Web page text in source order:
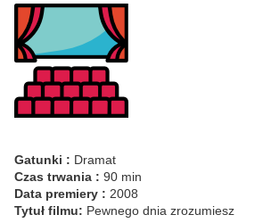
Gatunki : Dramat
Czas trwania : 90 min
Data premiery : 2008
Tytuł filmu: Pewnego dnia zrozumiesz